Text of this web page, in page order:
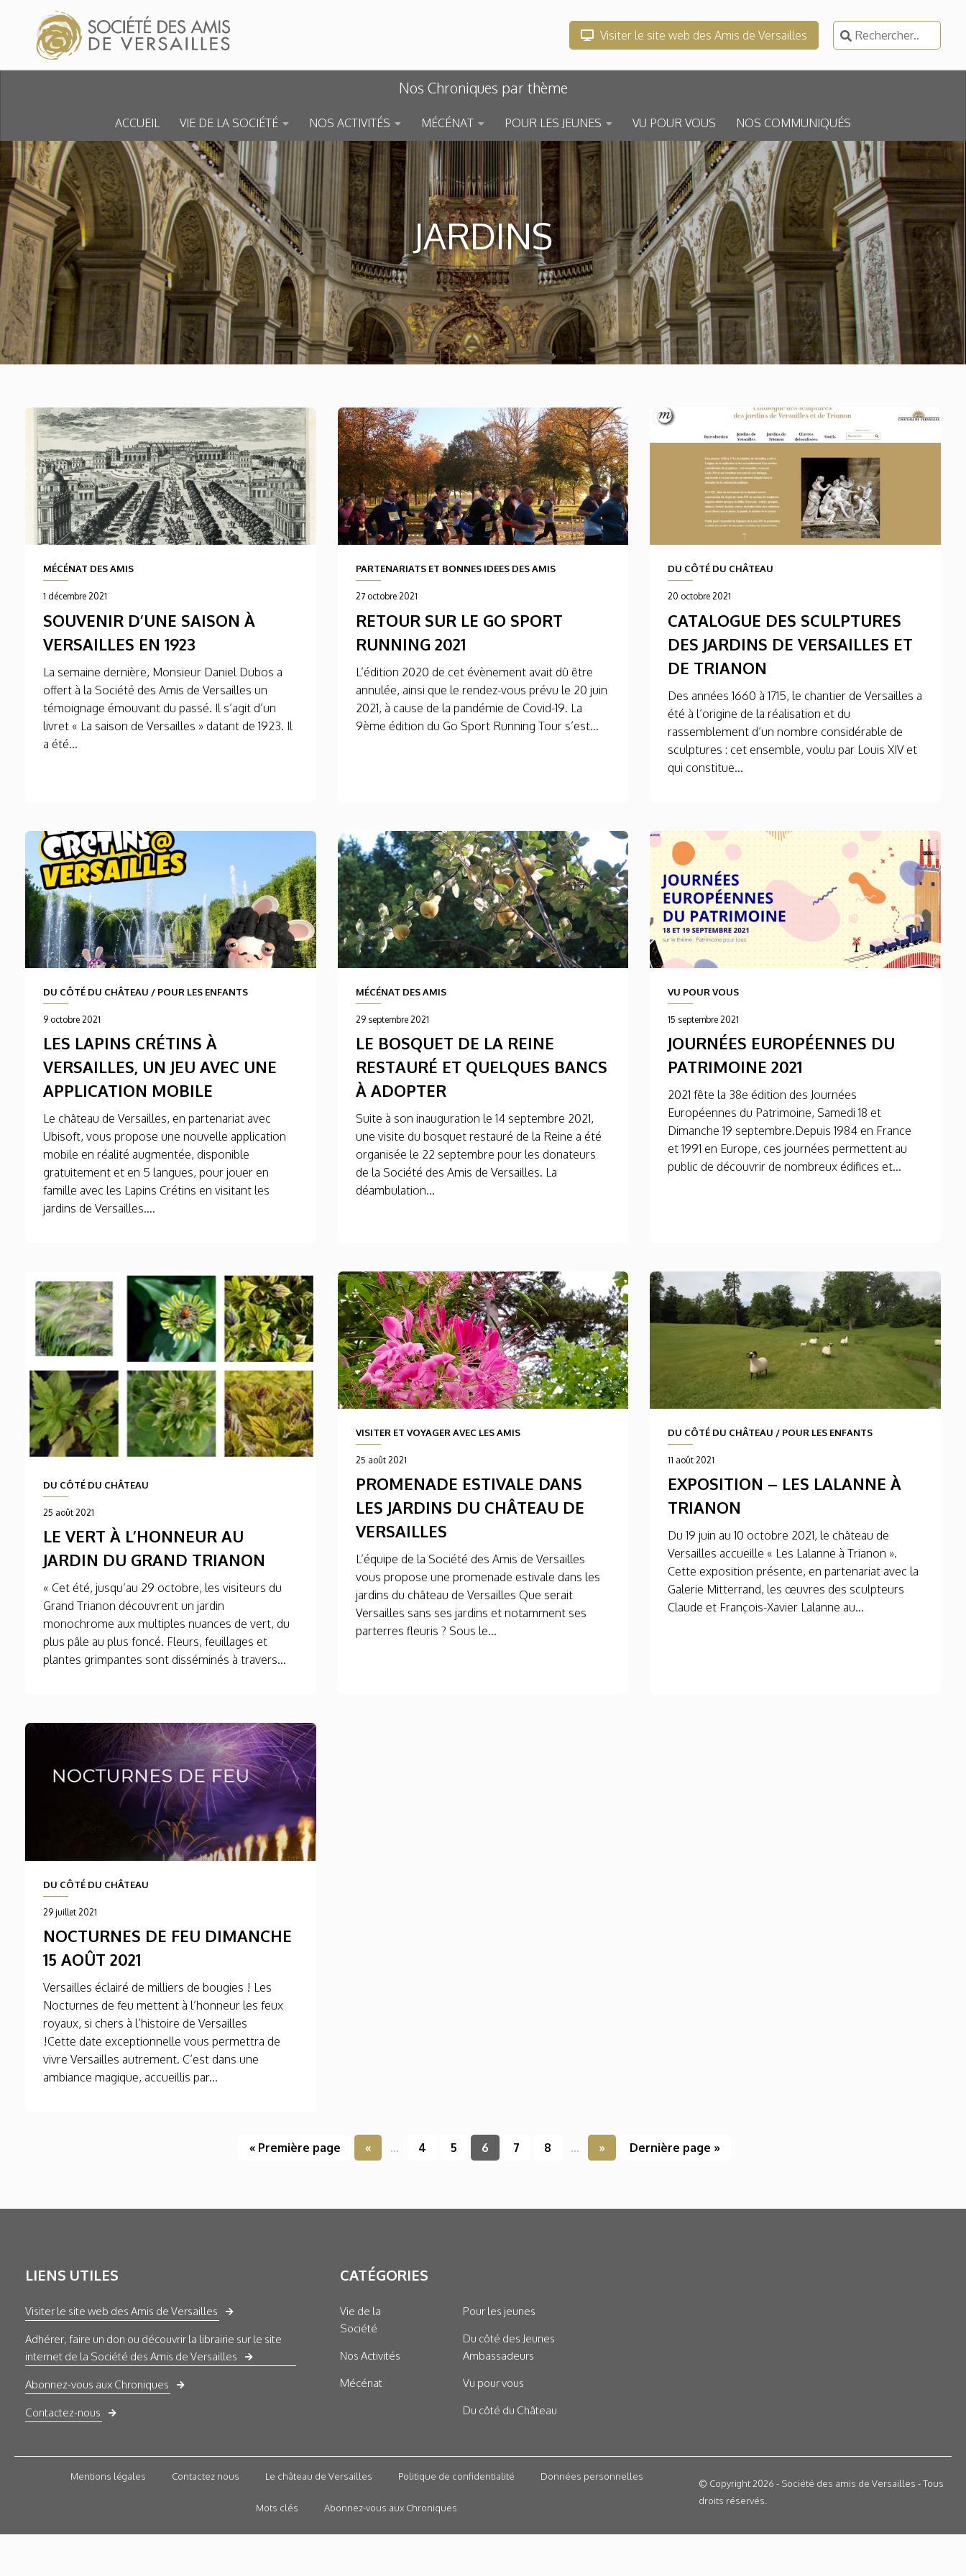
Skip to content
Visiter le site web des Amis de Versailles
Rechercher :
Nos Chroniques par thème
ACCUEIL VIE DE LA SOCIÉTÉ NOS ACTIVITÉS MÉCÉNAT POUR LES JEUNES VU POUR VOUS NOS COMMUNIQUÉS
JARDINS
MÉCÉNAT DES AMIS
1 décembre 2021
SOUVENIR D’UNE SAISON À
VERSAILLES EN 1923
La semaine dernière, Monsieur Daniel Dubos a
offert à la Société des Amis de Versailles un
témoignage émouvant du passé. Il s’agit d’un
livret « La saison de Versailles » datant de 1923. Il
a été...
PARTENARIATS ET BONNES IDEES DES AMIS
27 octobre 2021
RETOUR SUR LE GO SPORT
RUNNING 2021
L’édition 2020 de cet évènement avait dû être
annulée, ainsi que le rendez-vous prévu le 20 juin
2021, à cause de la pandémie de Covid-19. La
9ème édition du Go Sport Running Tour s’est...
DU CÔTÉ DU CHÂTEAU
20 octobre 2021
CATALOGUE DES SCULPTURES
DES JARDINS DE VERSAILLES ET
DE TRIANON
Des années 1660 à 1715, le chantier de Versailles a
été à l’origine de la réalisation et du
rassemblement d’un nombre considérable de
sculptures : cet ensemble, voulu par Louis XIV et
qui constitue...
DU CÔTÉ DU CHÂTEAU / POUR LES ENFANTS
9 octobre 2021
LES LAPINS CRÉTINS À
VERSAILLES, UN JEU AVEC UNE
APPLICATION MOBILE
Le château de Versailles, en partenariat avec
Ubisoft, vous propose une nouvelle application
mobile en réalité augmentée, disponible
gratuitement et en 5 langues, pour jouer en
famille avec les Lapins Crétins en visitant les
jardins de Versailles....
MÉCÉNAT DES AMIS
29 septembre 2021
LE BOSQUET DE LA REINE
RESTAURÉ ET QUELQUES BANCS
À ADOPTER
Suite à son inauguration le 14 septembre 2021,
une visite du bosquet restauré de la Reine a été
organisée le 22 septembre pour les donateurs
de la Société des Amis de Versailles. La
déambulation...
VU POUR VOUS
15 septembre 2021
JOURNÉES EUROPÉENNES DU
PATRIMOINE 2021
2021 fête la 38e édition des Journées
Européennes du Patrimoine, Samedi 18 et
Dimanche 19 septembre.Depuis 1984 en France
et 1991 en Europe, ces journées permettent au
public de découvrir de nombreux édifices et...
DU CÔTÉ DU CHÂTEAU
25 août 2021
LE VERT À L’HONNEUR AU
JARDIN DU GRAND TRIANON
« Cet été, jusqu’au 29 octobre, les visiteurs du
Grand Trianon découvrent un jardin
monochrome aux multiples nuances de vert, du
plus pâle au plus foncé. Fleurs, feuillages et
plantes grimpantes sont disséminés à travers...
VISITER ET VOYAGER AVEC LES AMIS
25 août 2021
PROMENADE ESTIVALE DANS
LES JARDINS DU CHÂTEAU DE
VERSAILLES
L’équipe de la Société des Amis de Versailles
vous propose une promenade estivale dans les
jardins du château de Versailles Que serait
Versailles sans ses jardins et notamment ses
parterres fleuris ? Sous le...
DU CÔTÉ DU CHÂTEAU / POUR LES ENFANTS
11 août 2021
EXPOSITION – LES LALANNE À
TRIANON
Du 19 juin au 10 octobre 2021, le château de
Versailles accueille « Les Lalanne à Trianon ».
Cette exposition présente, en partenariat avec la
Galerie Mitterrand, les œuvres des sculpteurs
Claude et François-Xavier Lalanne au...
DU CÔTÉ DU CHÂTEAU
29 juillet 2021
NOCTURNES DE FEU DIMANCHE
15 AOÛT 2021
Versailles éclairé de milliers de bougies ! Les
Nocturnes de feu mettent à l’honneur les feux
royaux, si chers à l’histoire de Versailles
!Cette date exceptionnelle vous permettra de
vivre Versailles autrement. C’est dans une
ambiance magique, accueillis par...
« Première page « ... 4 5 6 7 8 ... » Dernière page »
LIENS UTILES
Visiter le site web des Amis de Versailles
Adhérer, faire un don ou découvrir la librairie sur le site
internet de la Société des Amis de Versailles
Abonnez-vous aux Chroniques
Contactez-nous
CATÉGORIES
Vie de la
Société
Nos Activités
Mécénat
Pour les jeunes
Du côté des Jeunes
Ambassadeurs
Vu pour vous
Du côté du Château
Mentions légales Contactez nous Le château de Versailles Politique de confidentialité Données personnelles
Mots clés Abonnez-vous aux Chroniques
© Copyright 2026 - Société des amis de Versailles - Tous
droits réservés.